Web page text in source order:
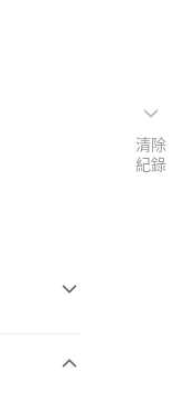
清除
紀錄